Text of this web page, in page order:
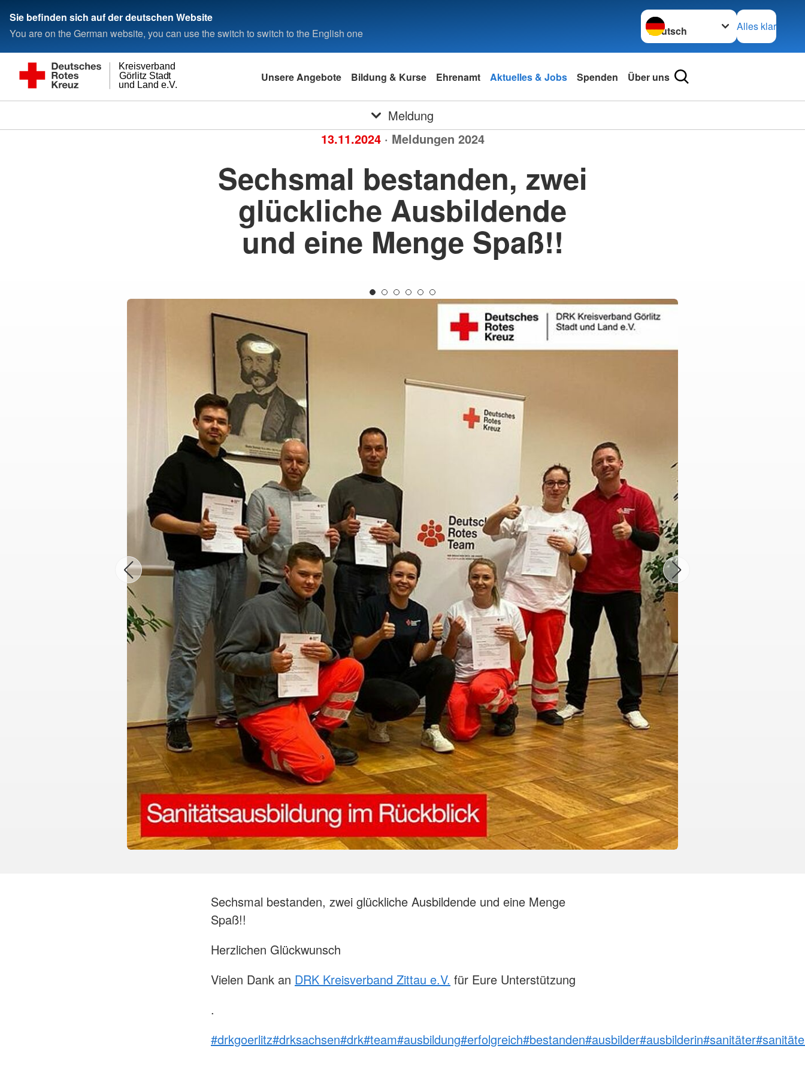
Sie befinden sich auf der deutschen Website
You are on the German website, you can use the switch to switch to the English one
Sprache wechseln zu
Alles klar
und Land e.V.
Görlitz Stadt
Kreisverband
Unsere Angebote Bildung & Kurse Ehrenamt Aktuelles & Jobs Spenden Über uns
Meldung
13.11.2024 · Meldungen 2024
Sechsmal bestanden, zwei
glückliche Ausbildende
und eine Menge Spaß!!
Sechsmal bestanden, zwei glückliche Ausbildende und eine Menge
Spaß!!
Herzlichen Glückwunsch
Vielen Dank an DRK Kreisverband Zittau e.V. für Eure Unterstützung
.
#drkgoerlitz#drksachsen#drk#team#ausbildung#erfolgreich#bestanden#ausbilder#ausbilderin#sanitäter